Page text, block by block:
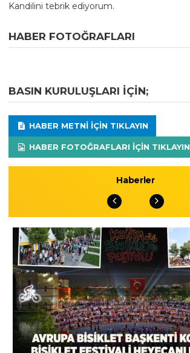
Kandilini tebrik ediyorum.
HABER FOTOĞRAFLARI
BASIN KURULUŞLARI IÇIN;
HABER METNI IÇIN TIKLAYIN
HABER FOTOĞRAFLARI IÇIN TIKLAYIN
Haberler